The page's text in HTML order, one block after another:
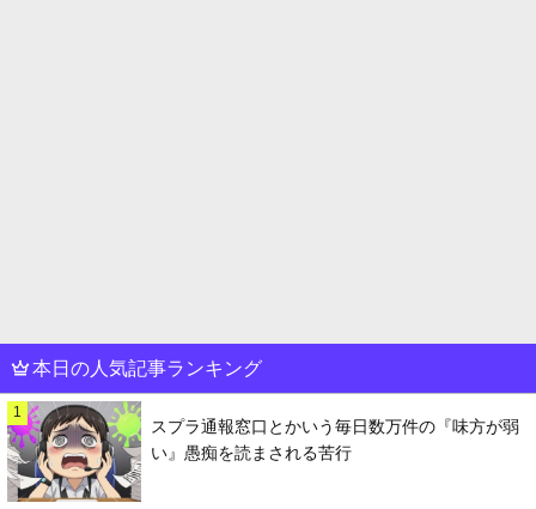
本日の人気記事ランキング
1
スプラ通報窓口とかいう毎日数万件の『味方が弱
い』愚痴を読まされる苦行